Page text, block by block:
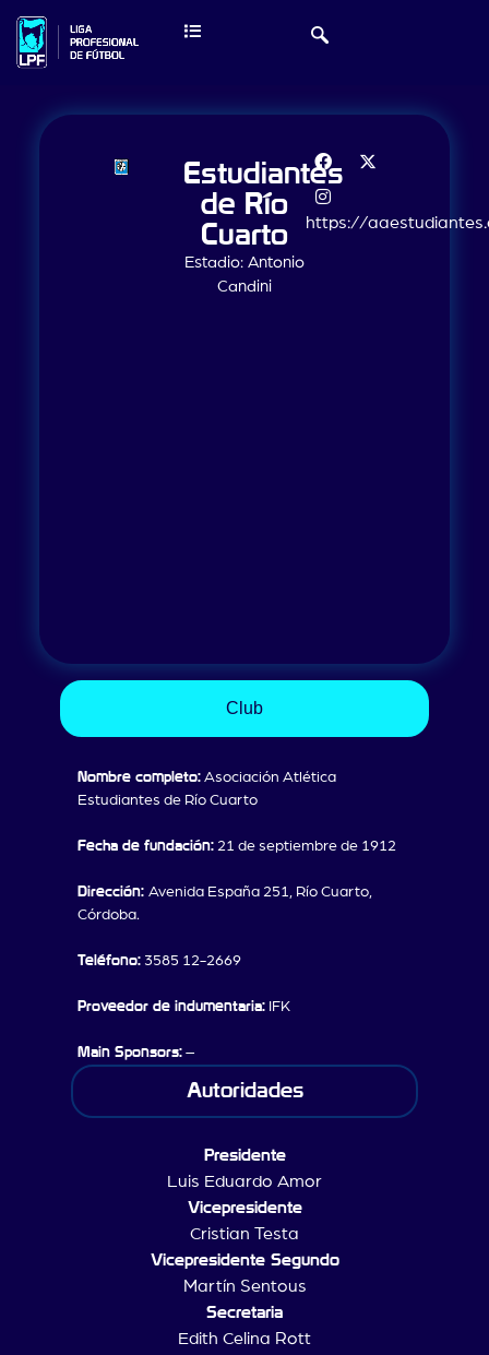
Estudiantes
de Río
Cuarto
Estadio: Antonio
Candini
https://
Club
Nombre completo: Asociación Atlética
Estudiantes de Río Cuarto
Fecha de fundación: 21 de septiembre de 1912
Dirección: Avenida España 251, Río Cuarto,
Córdoba.
Teléfono: 3585 12-2669
Proveedor de indumentaria: IFK
Main Sponsors: –
Autoridades
Presidente
Luis Eduardo Amor
Vicepresidente
Cristian Testa
Vicepresidente Segundo
Martín Sentous
Secretaria
Edith Celina Rott